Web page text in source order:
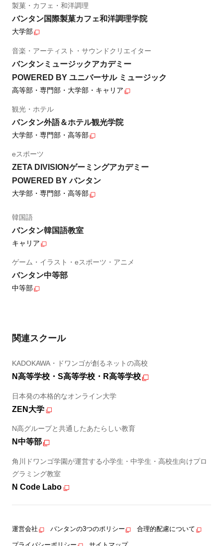
製菓・カフェ・和洋調理
バンタン国際製菓カフェ和洋調理学院
大学部
音楽・アーティスト・サウンドクリエイター
バンタンミュージックアカデミー
POWERED BY ユニバーサル ミュージック
高等部・専門部・大学部・キャリア
観光・ホテル
バンタン外語＆ホテル観光学院
大学部・専門部・高等部
eスポーツ
ZETA DIVISIONゲーミングアカデミー
POWERED BY バンタン
大学部・専門部・高等部
韓国語
バンタン韓国語教室
キャリア
ゲーム・イラスト・eスポーツ・アニメ
バンタン中等部
中等部
関連スクール
KADOKAWA・ドワンゴが創るネットの高校
N高等学校・S高等学校・R高等学校
日本発の本格的なオンライン大学
ZEN大学
N高グループと共通したあたらしい教育
N中等部
角川ドワンゴ学園が運営する小学生・中学生・高校生向けプロ
グラミング教室
N Code Labo
運営会社 バンタンの3つのポリシー 合理的配慮について